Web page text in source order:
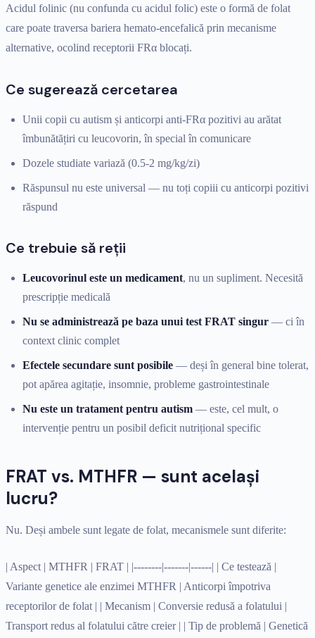
Acidul folinic (nu confunda cu acidul folic) este o formă de folat
care poate traversa bariera hemato-encefalică prin mecanisme
alternative, ocolind receptorii FRα blocați.
Ce sugerează cercetarea
Unii copii cu autism și anticorpi anti-FRα pozitivi au arătat
îmbunătățiri cu leucovorin, în special în comunicare
Dozele studiate variază (0.5-2 mg/kg/zi)
Răspunsul nu este universal — nu toți copiii cu anticorpi pozitivi
răspund
Ce trebuie să reții
Leucovorinul este un medicament, nu un supliment. Necesită
prescripție medicală
Nu se administrează pe baza unui test FRAT singur — ci în
context clinic complet
Efectele secundare sunt posibile — deși în general bine tolerat,
pot apărea agitație, insomnie, probleme gastrointestinale
Nu este un tratament pentru autism — este, cel mult, o
intervenție pentru un posibil deficit nutrițional specific
FRAT vs. MTHFR — sunt același
lucru?
Nu. Deși ambele sunt legate de folat, mecanismele sunt diferite:
| Aspect | MTHFR | FRAT | |--------|-------|------| | Ce testează |
Variante genetice ale enzimei MTHFR | Anticorpi împotriva
receptorilor de folat | | Mecanism | Conversie redusă a folatului |
Transport redus al folatului către creier | | Tip de problemă | Genetică